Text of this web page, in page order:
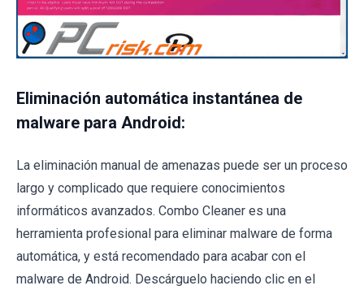
Eliminación automática instantánea de
malware para Android:
La eliminación manual de amenazas puede ser un proceso
largo y complicado que requiere conocimientos
informáticos avanzados. Combo Cleaner es una
herramienta profesional para eliminar malware de forma
automática, y está recomendado para acabar con el
malware de Android. Descárguelo haciendo clic en el